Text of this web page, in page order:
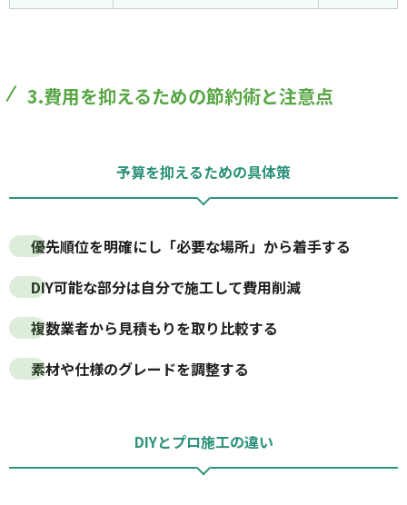
3.費用を抑えるための節約術と注意点
予算を抑えるための具体策
優先順位を明確にし「必要な場所」から着手する
DIY可能な部分は自分で施工して費用削減
複数業者から見積もりを取り比較する
素材や仕様のグレードを調整する
DIYとプロ施工の違い